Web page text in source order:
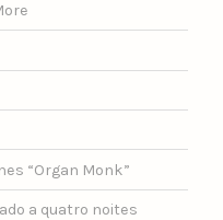
“Organ Monk”
a quatro noites